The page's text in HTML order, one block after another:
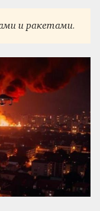
и ракетами.